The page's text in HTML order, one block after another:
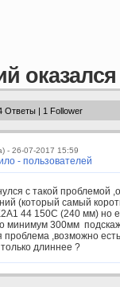
Ответы | 1 Follower
- 26-07-2017 15:59
- пользователей
с такой проблемой
(который самый
44 150C (240 мм) но
минимум 300мм
проблема ,возможно есть
длиннее ?